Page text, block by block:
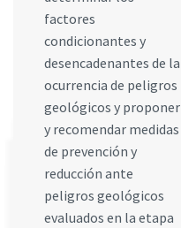
factores
condicionantes y
desencadenantes de la
ocurrencia de peligros
geológicos y proponer
y recomendar medidas
de prevención y
reducción ante
peligros geológicos
evaluados en la etapa